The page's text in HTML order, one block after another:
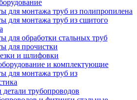
для монтажа труб из полипропилена
для монтажа труб из сшитого
для обработки стальных труб
для прочистки
и шлифовки
и комплектующие
для монтажа труб из
трубопроводов